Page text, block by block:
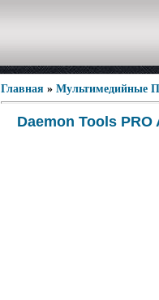
Главная » Мультимедийные
Daemon Tools PRO